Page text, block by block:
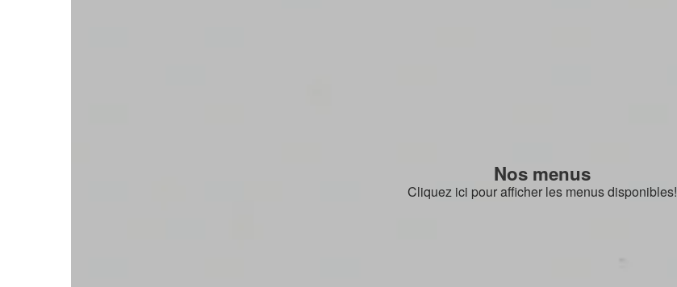
Nos menus
Cliquez ici pour afficher les menus disponibles!